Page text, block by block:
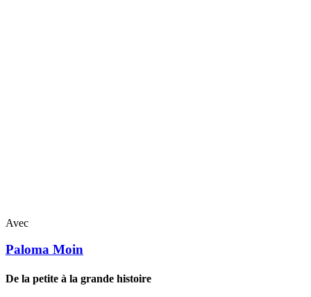
Avec
Paloma Moin
De la petite à la grande histoire